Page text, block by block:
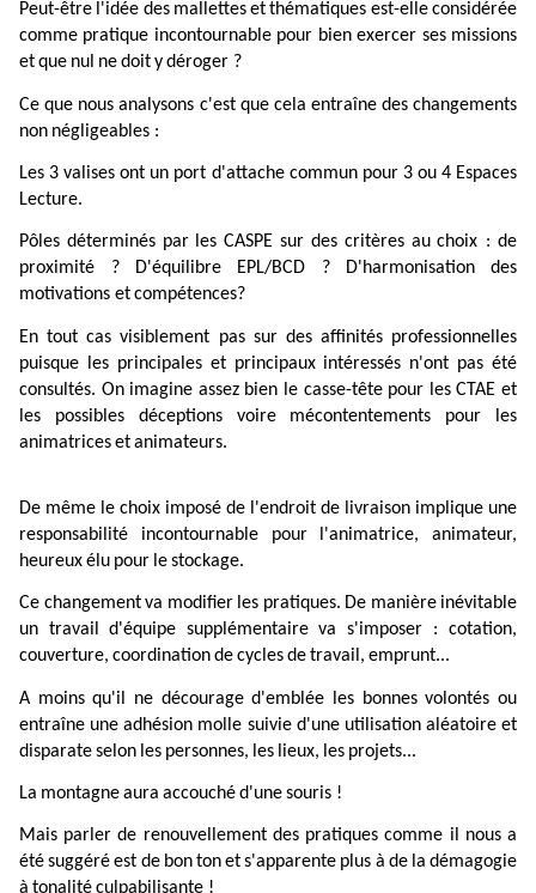
Peut-être l'idée des mallettes et thématiques est-elle considérée
comme pratique incontournable pour bien exercer ses missions
etque nul nedoitydéroger ?
Ce que nous analysons c'est que cela entraîne des changements
non négligeables :
Les 3 valises ont un port d'attache commun pour 3 ou 4 Espaces
Lecture.
Pôles déterminés par les CASPE sur des critères au choix : de
proximité ?
D'équilibre EPL/BCD ? D'harmonisation
des
motivations etcompétences?
En tout cas visiblement pas sur des affinités professionnelles
puisque
les principales et principaux intéressés n'ont pas été
consultés. On imagine assez bien le casse-tête pour les CTAE et
les
possibles déceptions voire mécontentements pour
les
animatricesetanimateurs.
De même le choix imposé de l'endroit de livraison implique une
responsabilité
incontournable pour l'animatrice,
animateur,
heureuxélu pour lestockage.
Ce changement va modifier les pratiques. De manière inévitable
un travail d'équipe supplémentaire va s'imposer :
cotation,
couverture, coordinationdecyclesdetravail, emprunt...
A moins qu'il ne décourage d'emblée les bonnes volontés ou
entraîne une adhésion molle suivie d'une utilisation aléatoire et
disparateselon les personnes, les lieux, les projets...
La montagneaura accouchéd'unesouris !
Mais parler de renouvellement des pratiques comme il nous a
étésuggéré est de bon tonet s'apparente plus à de la démagogie
à tonalitéculpabilisante !